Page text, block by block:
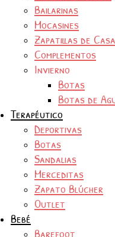
Bailarinas
Mocasines
Zapatillas de Casa
Complementos
Invierno
Botas
Botas de
Terapéutico
Deportivas
Botas
Sandalias
Merceditas
Zapato Blúcher
Outlet
Bebé
Barefoot